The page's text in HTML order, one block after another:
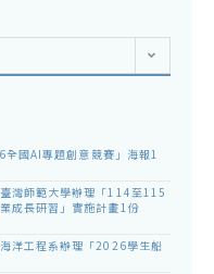
國AI專題創意競賽」海報1
灣師範大學辦理「114至115
成長研習」實施計畫1份
洋工程系辦理「2026學生船